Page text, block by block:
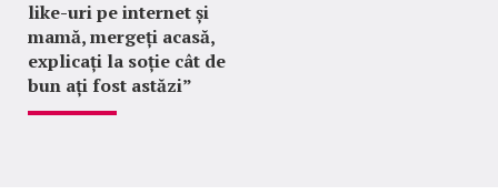
like-uri pe internet și
mamă, mergeți acasă,
explicați la soție cât de
bun ați fost astăzi”